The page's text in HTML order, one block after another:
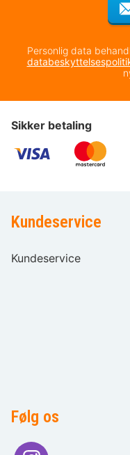
Personlig data
Sikker betaling
Kundeservice
Kundeservice
Følg os